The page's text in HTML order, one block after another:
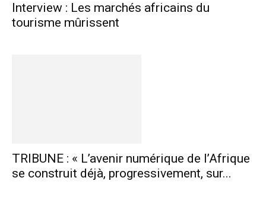
Interview : Les marchés africains du
tourisme mûrissent
TRIBUNE : « L’avenir numérique de l’Afrique
se construit déjà, progressivement, sur...